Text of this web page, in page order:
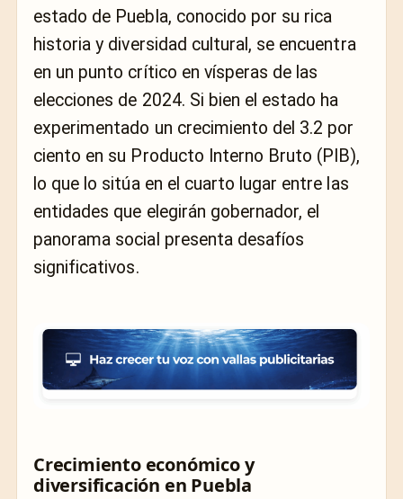
estado de Puebla, conocido por su rica
historia y diversidad cultural, se encuentra
en un punto crítico en vísperas de las
elecciones de 2024. Si bien el estado ha
experimentado un crecimiento del 3.2 por
ciento en su Producto Interno Bruto (PIB),
lo que lo sitúa en el cuarto lugar entre las
entidades que elegirán gobernador, el
panorama social presenta desafíos
significativos.
Crecimiento económico y
diversificación en Puebla